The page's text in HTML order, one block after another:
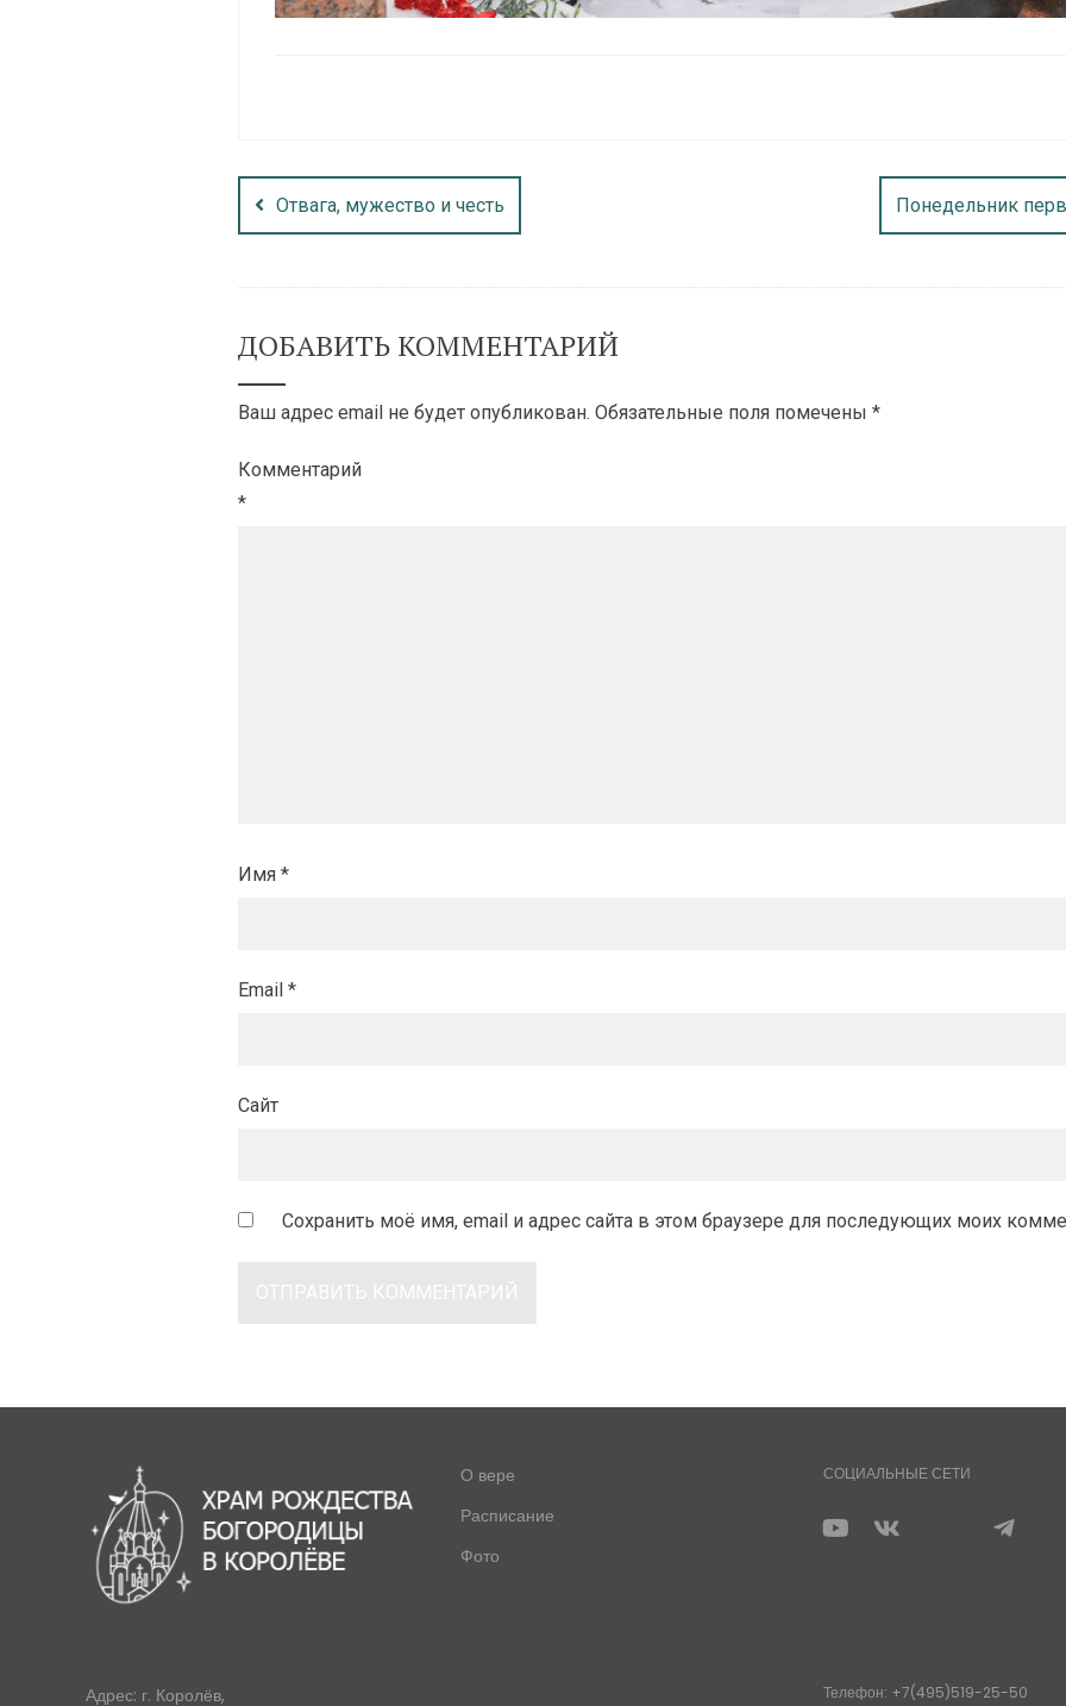
Отвага, мужество и честь Понедельник
ДОБАВИТЬ КОММЕНТАРИЙ
Ваш адрес email не будет опубликован. Обязательные поля помечены *
Комментарий
*
Имя *
Email *
Сайт
Сохранить моё имя, email и адрес сайта в этом браузере для последующих моих
О вере
Расписание
Фото
СОЦИАЛЬНЫЕ СЕТИ
Адрес: г. Королёв,
Телефон: +7(495)519-25-50